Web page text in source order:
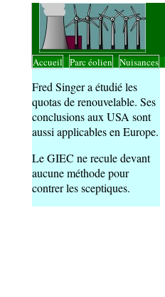
Accueil Parc éolien Nuisances
Fred Singer a étudié les
quotas de renouvelable. Ses
conclusions aux USA sont
aussi applicables en Europe.
Le GIEC ne recule devant
aucune méthode pour
contrer les sceptiques.